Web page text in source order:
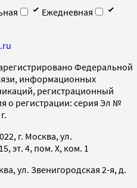
Ежедневная
Федеральной
информационных
регистрационный
о регистрации: серия Эл №
г. Москва, ул.
эт. 4, пом. X, ком. 1
ул. Звенигородская 2-я, д.